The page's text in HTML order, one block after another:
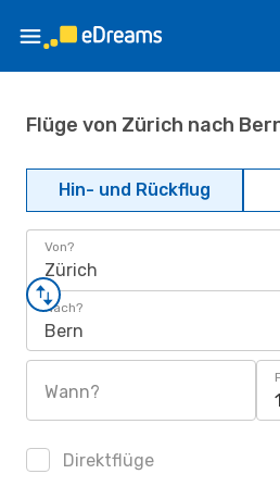
Flüge von Zürich nach
Hin- und Rückflug
Von?
Zürich
Nach?
Bern
Wann?
Direktflüge